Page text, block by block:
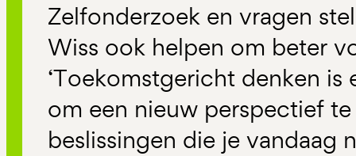
Zelfonderzoek en vragen
Wiss ook helpen om beter
‘Toekomstgericht denken is
om een nieuw perspectief
beslissingen die je vandaag